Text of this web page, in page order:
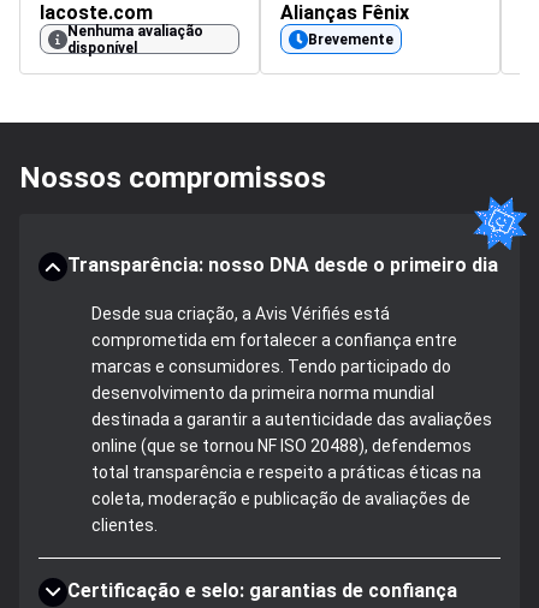
lacoste.com
Nenhuma avaliação
disponível
Alianças Fênix
Brevemente
Nossos compromissos
Transparência: nosso DNA desde o primeiro dia
Desde sua criação, a Avis Vérifiés está
comprometida em fortalecer a confiança entre
marcas e consumidores. Tendo participado do
desenvolvimento da primeira norma mundial
destinada a garantir a autenticidade das avaliações
online (que se tornou NF ISO 20488), defendemos
total transparência e respeito a práticas éticas na
coleta, moderação e publicação de avaliações de
clientes.
Certificação e selo: garantias de confiança